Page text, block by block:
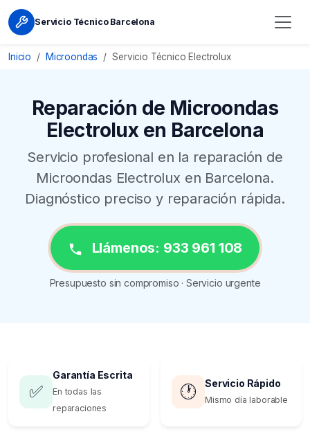
Servicio Técnico Barcelona
Inicio Microondas Servicio Técnico Electrolux
Reparación de Microondas
Electrolux en Barcelona
Servicio profesional en la reparación de
Microondas Electrolux en Barcelona.
Diagnóstico preciso y reparación rápida.
Llámenos: 933 961 108
Presupuesto sin compromiso · Servicio urgente
✅
Garantía Escrita
En todas las
reparaciones
🕐 Servicio Rápido
Mismo día laborable